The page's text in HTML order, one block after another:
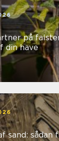
falster sådan får
din have
sand: sådan